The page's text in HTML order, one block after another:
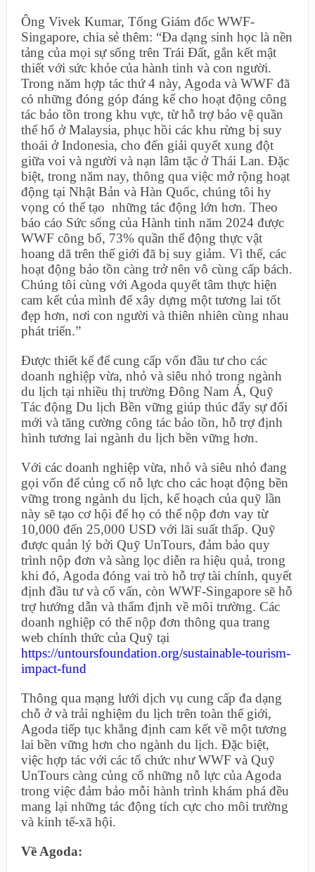
Ông Vivek Kumar, Tổng Giám đốc WWF-
Singapore, chia sẻ thêm: “Đa dạng sinh học là nền
tảng của mọi sự sống trên Trái Đất, gắn kết mật
thiết với sức khỏe của hành tinh và con người.
Trong năm hợp tác thứ 4 này, Agoda và WWF đã
có những đóng góp đáng kể cho hoạt động công
tác bảo tồn trong khu vực, từ hỗ trợ bảo vệ quần
thể hổ ở Malaysia, phục hồi các khu rừng bị suy
thoái ở Indonesia, cho đến giải quyết xung đột
giữa voi và người và nạn lâm tặc ở Thái Lan. Đặc
biệt, trong năm nay, thông qua việc mở rộng hoạt
động tại Nhật Bản và Hàn Quốc, chúng tôi hy
vọng có thể tạo những tác động lớn hơn. Theo
báo cáo Sức sống của Hành tinh năm 2024 được
WWF công bố, 73% quần thể động thực vật
hoang dã trên thế giới đã bị suy giảm. Vì thế, các
hoạt động bảo tồn càng trở nên vô cùng cấp bách.
Chúng tôi cùng với Agoda quyết tâm thực hiện
cam kết của mình để xây dựng một tương lai tốt
đẹp hơn, nơi con người và thiên nhiên cùng nhau
phát triển.”
Được thiết kế để cung cấp vốn đầu tư cho các
doanh nghiệp vừa, nhỏ và siêu nhỏ trong ngành
du lịch tại nhiều thị trường Đông Nam Á, Quỹ
Tác động Du lịch Bền vững giúp thúc đẩy sự đổi
mới và tăng cường công tác bảo tồn, hỗ trợ định
hình tương lai ngành du lịch bền vững hơn.
Với các doanh nghiệp vừa, nhỏ và siêu nhỏ đang
gọi vốn để củng cố nỗ lực cho các hoạt động bền
vững trong ngành du lịch, kế hoạch của quỹ lần
này sẽ tạo cơ hội để họ có thể nộp đơn vay từ
10,000 đến 25,000 USD với lãi suất thấp. Quỹ
được quản lý bởi Quỹ UnTours, đảm bảo quy
trình nộp đơn và sàng lọc diễn ra hiệu quả, trong
khi đó, Agoda đóng vai trò hỗ trợ tài chính, quyết
định đầu tư và cố vấn, còn WWF-Singapore sẽ hỗ
trợ hướng dẫn và thẩm định về môi trường. Các
doanh nghiệp có thể nộp đơn thông qua trang
web chính thức của Quỹ tại
https://untoursfoundation.org/sustainable-tourism-
impact-fund
Thông qua mạng lưới dịch vụ cung cấp đa dạng
chỗ ở và trải nghiệm du lịch trên toàn thế giới,
Agoda tiếp tục khẳng định cam kết về một tương
lai bền vững hơn cho ngành du lịch. Đặc biệt,
việc hợp tác với các tổ chức như WWF và Quỹ
UnTours càng củng cố những nỗ lực của Agoda
trong việc đảm bảo mỗi hành trình khám phá đều
mang lại những tác động tích cực cho môi trường
và kinh tế-xã hội.
Về Agoda: